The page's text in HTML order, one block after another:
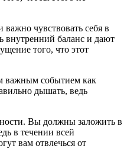
чувствовать себя в
внутренний баланс и дают
того, что этот
важным событием как
дышать, ведь
Вы должны заложить в
в течении всей
вам отвлечься от